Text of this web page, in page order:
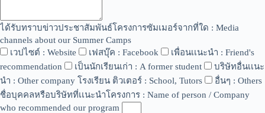
ได้รับทราบข่าวประชาสัมพันธ์โครงการซัมเมอร์จากที่ใด : Media
channels about our Summer Camps
เวปไซต์ : Website
เฟสบุ๊ค : Facebook
เพื่อนเเนะนำ : Friend's
recommendation
เป็นนักเรียนเก่า : A former student
บริษัทอื่นเเนะ
นำ : Other company โรงเรียน ติวเตอร์ : School, Tutors
อื่นๆ : Others
ชื่อบุคคลหรือบริษัทที่เเนะนำโครงการ : Name of person / Company
who recommended our program